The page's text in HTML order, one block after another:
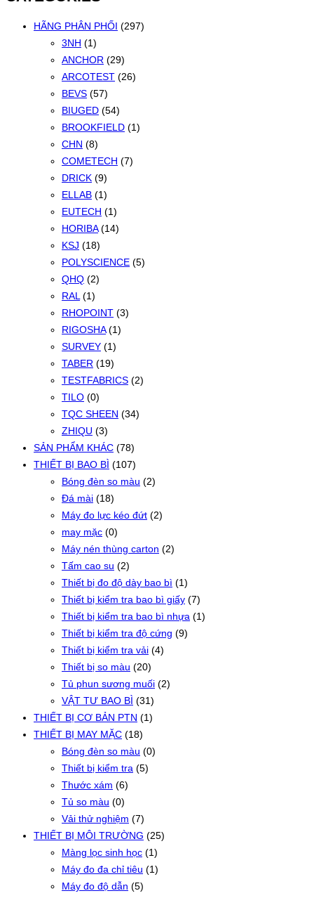
HÃNG PHÂN PHỐI (297)
3NH (1)
ANCHOR (29)
ARCOTEST (26)
BEVS (57)
BIUGED (54)
BROOKFIELD (1)
CHN (8)
COMETECH (7)
DRICK (9)
ELLAB (1)
EUTECH (1)
HORIBA (14)
KSJ (18)
POLYSCIENCE (5)
QHQ (2)
RAL (1)
RHOPOINT (3)
RIGOSHA (1)
SURVEY (1)
TABER (19)
TESTFABRICS (2)
TILO (0)
TQC SHEEN (34)
ZHIQU (3)
SẢN PHẨM KHÁC (78)
THIẾT BỊ BAO BÌ (107)
Bóng đèn so màu (2)
Đá mài (18)
Máy đo lực kéo đứt (2)
may mặc (0)
Máy nén thùng carton (2)
Tấm cao su (2)
Thiết bị đo độ dày bao bì (1)
Thiết bị kiểm tra bao bì giấy (7)
Thiết bị kiểm tra bao bì nhựa (1)
Thiết bị kiểm tra độ cứng (9)
Thiết bị kiểm tra vải (4)
Thiết bị so màu (20)
Tủ phun sương muối (2)
VẬT TƯ BAO BÌ (31)
THIẾT BỊ CƠ BẢN PTN (1)
THIẾT BỊ MAY MẶC (18)
Bóng đèn so màu (0)
Thiết bị kiểm tra (5)
Thước xám (6)
Tủ so màu (0)
Vải thử nghiệm (7)
THIẾT BỊ MÔI TRƯỜNG (25)
Màng lọc sinh học (1)
Máy đo đa chỉ tiêu (1)
Máy đo độ dẫn (5)